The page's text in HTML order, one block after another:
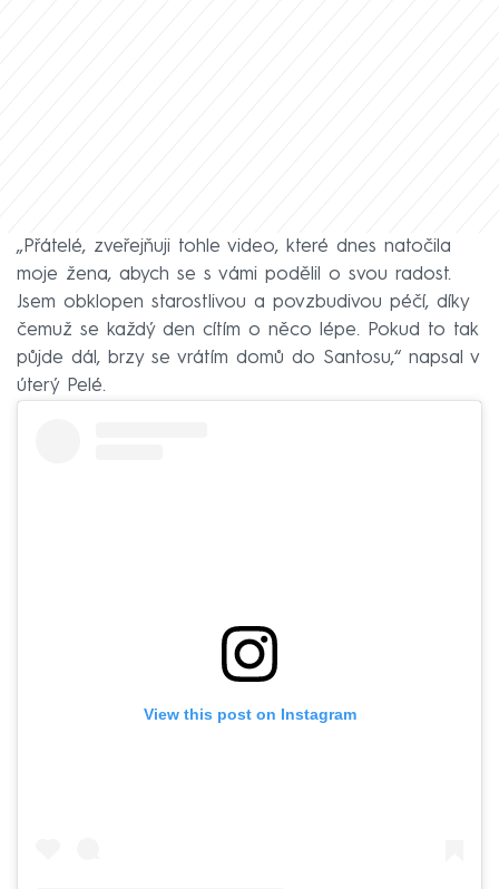
„Přátelé, zveřejňuji tohle video, které dnes natočila
moje žena, abych se s vámi podělil o svou radost.
Jsem obklopen starostlivou a povzbudivou péčí, díky
čemuž se každý den cítím o něco lépe. Pokud to tak
půjde dál, brzy se vrátím domů do Santosu,“ napsal v
úterý Pelé.
View this post on Instagram